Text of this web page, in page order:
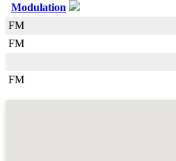
Modulation
FM
FM
FM